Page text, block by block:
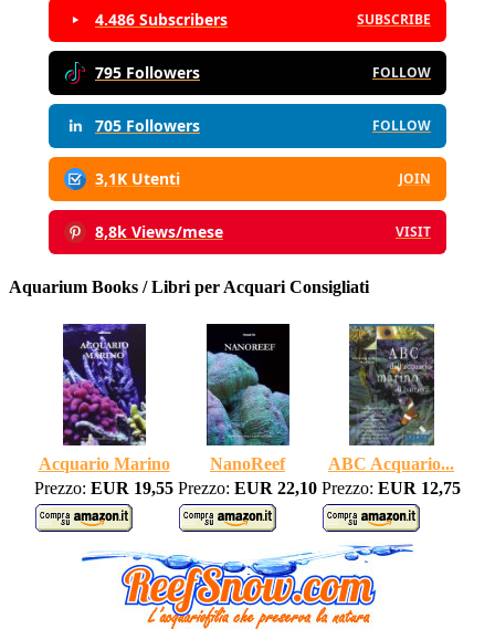
4.486 Subscribers SUBSCRIBE
795 Followers FOLLOW
705 Followers FOLLOW
3,1K Utenti JOIN
8,8k Views/mese VISIT
Aquarium Books / Libri per Acquari Consigliati
Acquario Marino NanoReef
ABC Acquario...
Prezzo: EUR 19,55 Prezzo: EUR 22,10 Prezzo: EUR 12,75